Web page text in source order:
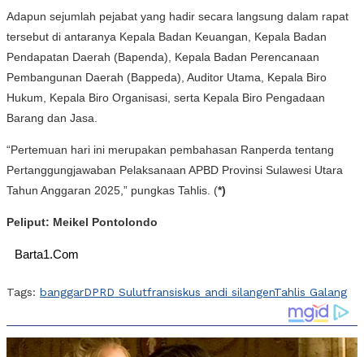
Adapun sejumlah pejabat yang hadir secara langsung dalam rapat
tersebut di antaranya Kepala Badan Keuangan, Kepala Badan
Pendapatan Daerah (Bapenda), Kepala Badan Perencanaan
Pembangunan Daerah (Bappeda), Auditor Utama, Kepala Biro
Hukum, Kepala Biro Organisasi, serta Kepala Biro Pengadaan
Barang dan Jasa.
“Pertemuan hari ini merupakan pembahasan Ranperda tentang
Pertanggungjawaban Pelaksanaan APBD Provinsi Sulawesi Utara
Tahun Anggaran 2025,” pungkas Tahlis. (*)
Peliput: Meikel Pontolondo
Barta1.Com
Tags: banggarDPRD Sulutfransiskus andi silangenTahlis Galang